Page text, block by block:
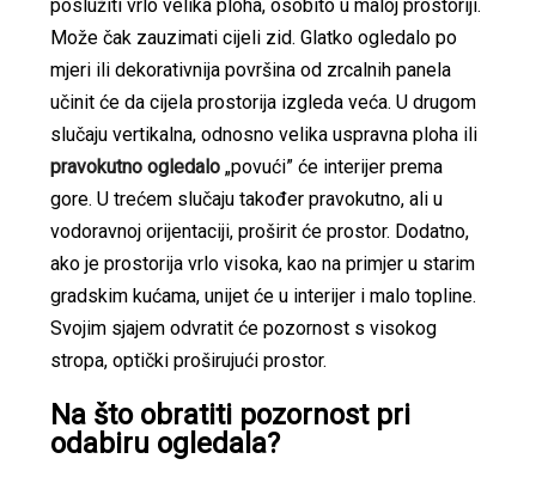
poslužiti vrlo velika ploha, osobito u maloj prostoriji.
Može čak zauzimati cijeli zid. Glatko ogledalo po
mjeri ili dekorativnija površina od zrcalnih panela
učinit će da cijela prostorija izgleda veća. U drugom
slučaju vertikalna, odnosno velika uspravna ploha ili
pravokutno ogledalo „povući” će interijer prema
gore. U trećem slučaju također pravokutno, ali u
vodoravnoj orijentaciji, proširit će prostor. Dodatno,
ako je prostorija vrlo visoka, kao na primjer u starim
gradskim kućama, unijet će u interijer i malo topline.
Svojim sjajem odvratit će pozornost s visokog
stropa, optički proširujući prostor.
Na što obratiti pozornost pri
odabiru ogledala?